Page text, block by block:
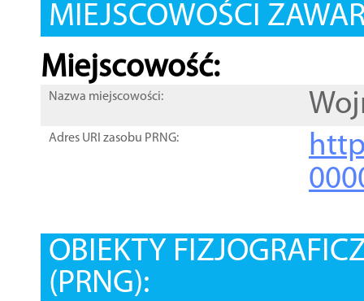
MIEJSCOWOŚCI
Miejscowość:
Nazwa miejscowości:
Adres URI zasobu PRNG:
OBIEKTY
(PRNG):